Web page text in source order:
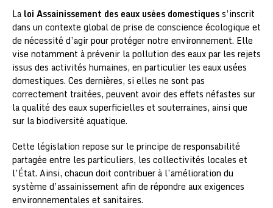
La loi Assainissement des eaux usées domestiquess’inscrit
dans un contexte global de prise de conscience écologique et
de nécessité d’agir pour protéger notre environnement. Elle
vise notamment à prévenir la pollution des eaux par les rejets
issus des activités humaines, en particulier les eaux usées
domestiques. Ces dernières, si elles ne sont pas
correctement traitées, peuvent avoir des effets néfastes sur
la qualité des eaux superficielles et souterraines, ainsi que
sur la biodiversité aquatique.
Cette législation repose sur le principe de responsabilité
partagée entre les particuliers, les collectivités locales et
l’État. Ainsi, chacun doit contribuer à l’amélioration du
système d’assainissement afin de répondre aux exigences
environnementales et sanitaires.